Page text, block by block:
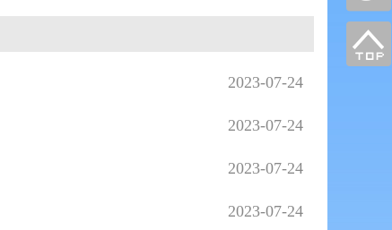
2023-07-24
2023-07-24
2023-07-24
2023-07-24